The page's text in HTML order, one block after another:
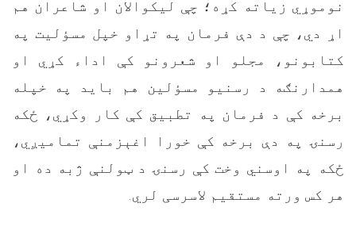
نوموړي زياته کړه؛ چې لیکوالان او شاعران هم
اړ دي، چې د دې فرمان په تړاو خپل مسؤليت په
کتابونو، مجلو او شعرونو کې اداء کړي او
همدارنګه د رسنيو مسؤلين هم بايد په خپله
برخه کې د فرمان په تطبيق کې کار وکړي، ځکه
رسنۍ په دې برخه کې خورا اغېزمنې تماميږي،
ځکه په اوسني وخت کې رسنۍ د ټولنې ژبه ده او
هر کس ورته مستقيم لاسرسی لري.